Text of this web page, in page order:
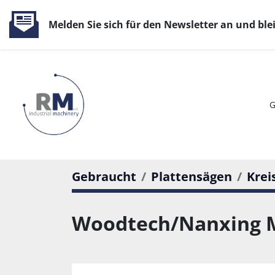
Melden Sie sich für den Newsletter an und
Gebraucht Plattensägen
Woodtech/Nanxing